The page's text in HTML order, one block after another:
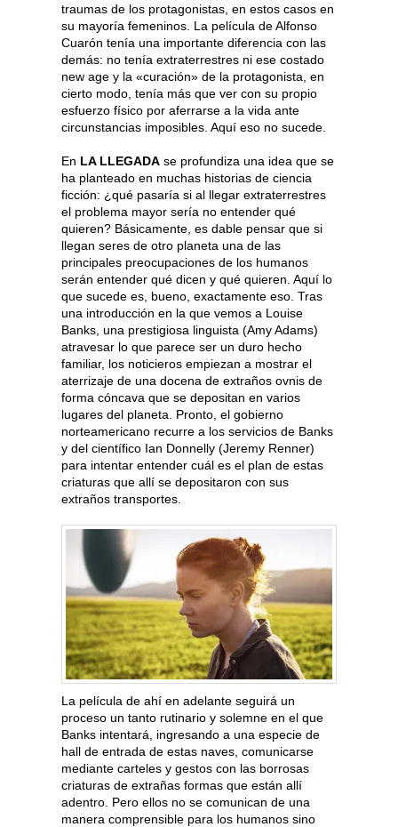
traumas de los protagonistas, en estos casos en
su mayoría femeninos. La película de Alfonso
Cuarón tenía una importante diferencia con las
demás: no tenía extraterrestres ni ese costado
new age y la «curación» de la protagonista, en
cierto modo, tenía más que ver con su propio
esfuerzo físico por aferrarse a la vida ante
circunstancias imposibles. Aquí eso no sucede.
En LA LLEGADA se profundiza una idea que se
ha planteado en muchas historias de ciencia
ficción: ¿qué pasaría si al llegar extraterrestres
el problema mayor sería no entender qué
quieren? Básicamente, es dable pensar que si
llegan seres de otro planeta una de las
principales preocupaciones de los humanos
serán entender qué dicen y qué quieren. Aquí lo
que sucede es, bueno, exactamente eso. Tras
una introducción en la que vemos a Louise
Banks, una prestigiosa linguista (Amy Adams)
atravesar lo que parece ser un duro hecho
familiar, los noticieros empiezan a mostrar el
aterrizaje de una docena de extraños ovnis de
forma cóncava que se depositan en varios
lugares del planeta. Pronto, el gobierno
norteamericano recurre a los servicios de Banks
y del científico Ian Donnelly (Jeremy Renner)
para intentar entender cuál es el plan de estas
criaturas que allí se depositaron con sus
extraños transportes.
La película de ahí en adelante seguirá un
proceso un tanto rutinario y solemne en el que
Banks intentará, ingresando a una especie de
hall de entrada de estas naves, comunicarse
mediante carteles y gestos con las borrosas
criaturas de extrañas formas que están allí
adentro. Pero ellos no se comunican de una
manera comprensible para los humanos sino